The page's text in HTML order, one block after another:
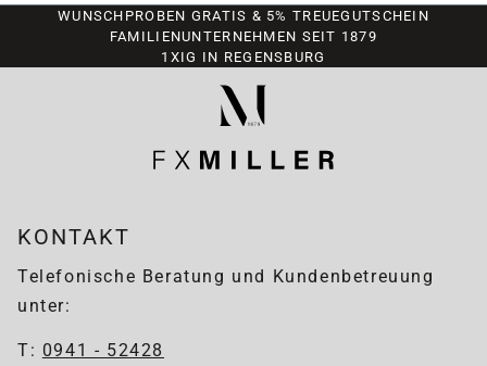
WUNSCHPROBEN GRATIS & 5% TREUEGUTSCHEIN
FAMILIENUNTERNEHMEN SEIT 1879
1XIG IN REGENSBURG
KONTAKT
Telefonische Beratung und Kundenbetreuung
unter:
T: 0941 - 52428